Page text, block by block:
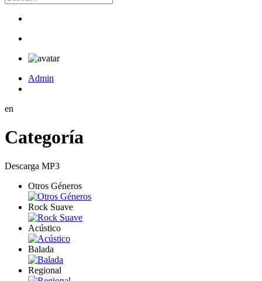
Admin
en
Categoría
Descarga MP3
Otros Géneros
Rock Suave
Acústico
Balada
Regional